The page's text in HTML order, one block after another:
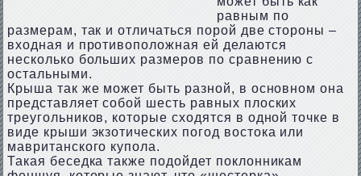
равным по
размерам, так и отличаться порой две стороны –
входная и противоположная ей делаются
несколько больших размеров по сравнению с
остальными.
Крыша так же может быть разной, в основном она
представляет собой шесть равных плоских
треугольников, которые сходятся в одной точке в
виде крыши экзотических погод востока или
мавританского купола.
Такая беседка также подойдет поклонникам